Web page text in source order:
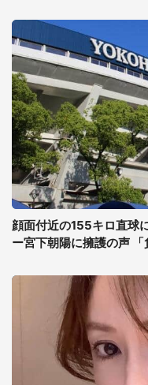
顔面付近の155キロ直球
ー宮下朝陽に擁護の声